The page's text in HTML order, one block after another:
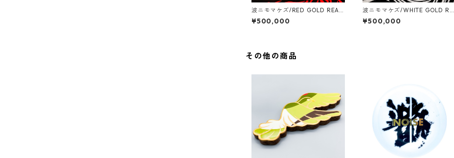
波ニモマケズ/RED GOLD REAF
/ S30号(910mm x 910mm)
¥500,000
波ニモマケズ/WHITE GOLD RE
AF / S30号(910mm x 910mm)
¥500,000
その他の商品